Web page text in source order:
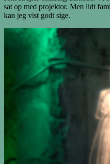
sat op med projektor. Men lidt
kan jeg vist godt sige.